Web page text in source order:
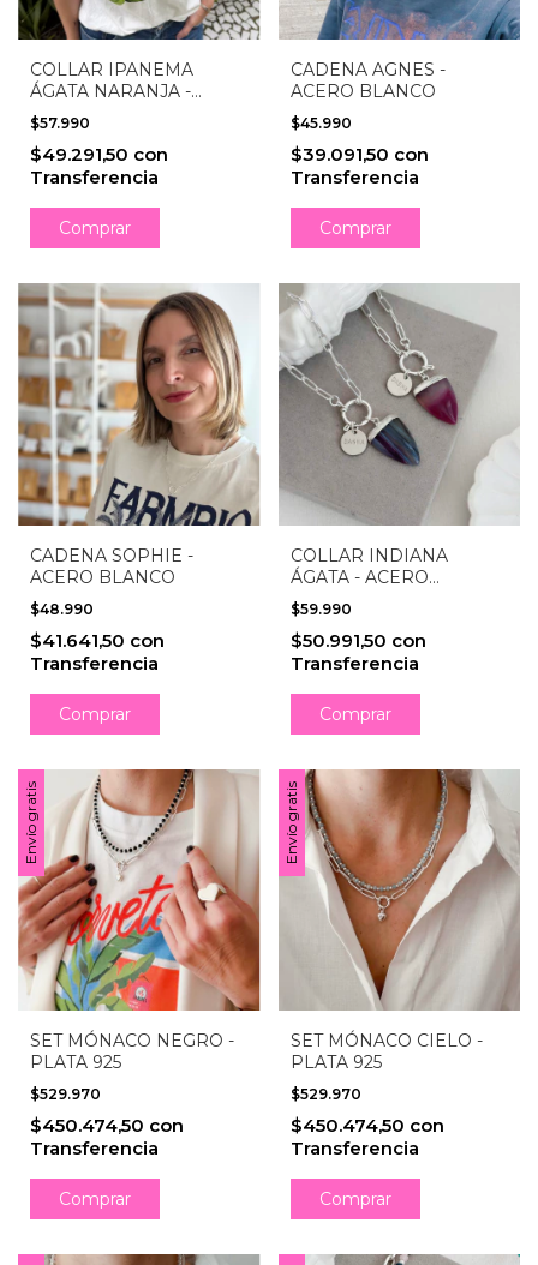
COLLAR IPANEMA
ÁGATA NARANJA -
ACERO QUIRÚRGICO
$57.990
$49.291,50 con
Transferencia
CADENA AGNES -
ACERO BLANCO
$45.990
$39.091,50 con
Transferencia
Comprar
CADENA SOPHIE -
ACERO BLANCO
$48.990
$41.641,50 con
Transferencia
COLLAR INDIANA
ÁGATA - ACERO
BLANCO
$59.990
$50.991,50 con
Transferencia
Comprar
Envío gratis
SET MÓNACO NEGRO -
PLATA 925
$529.970
$450.474,50 con
Transferencia
Envío gratis
SET MÓNACO CIELO -
PLATA 925
$529.970
$450.474,50 con
Transferencia